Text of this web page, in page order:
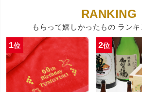
もらって嬉しかったもの ラン
1位 2位